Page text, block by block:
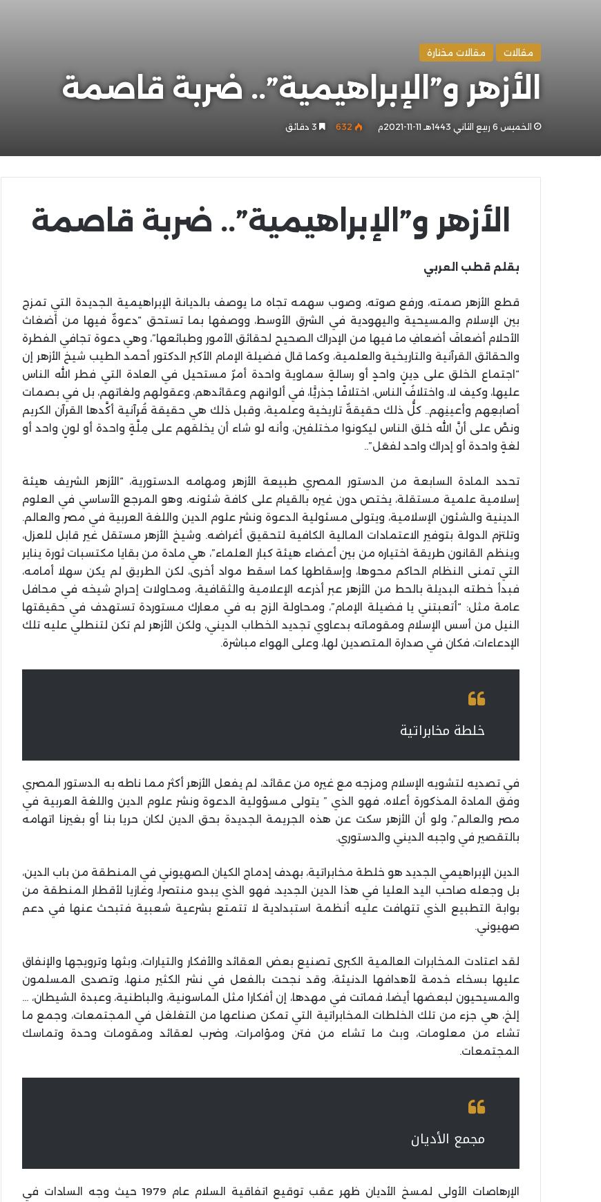
مقالات مقالات مختارة
الأزهر و”الإبراهيمية”.. ضربة قاصمة
الخميس 6 ربيع الثاني 1443هـ 11-11-2021م 632
الأزهر و”الإبراهيمية”.. ضربة قاصمة
بقلم قطب العربي
قطع الأزهر صمته، ورفع صوته، وصوب سهمه تجاه ما يوصف بالديانة الإبراهيمية الجديدة التي تمزج
بين الإسلام والمسيحية واليهودية في الشرق الأوسط، ووصفها بما تستحق “دعوةٌ فيها من أضغاث
الأحلام أضعافَ أضعافِ ما فيها من الإدراك الصحيح لحقائق الأمور وطبائعها”، وهي دعوة تجافي الفطرة
والحقائق القرآنية والتاريخية والعلمية، وكما قال فضيلة الإمام الأكبر الدكتور أحمد الطيب شيخ الأزهر إن
“اجتماع الخلق على دِينٍ واحدٍ أو رسالةٍ سماوية واحدة أمرٌ مستحيل في العادة التي فطر الله الناس
عليها، وكيف لا، واختلافُ الناس، اختلافًا جذريًّا، في ألوانهم وعقائدهم، وعقولهم ولغاتهم، بل في بصمات
أصابعِهم وأعينِهم.. كلُّ ذلك حقيقةٌ تاريخية وعلمية، وقبل ذلك هي حقيقة قُرآنية أكَّدها القرآن الكريم
ونصَّ على أنَّ الله خلق الناس ليكونوا مختلفين، وأنه لو شاء أن يخلقهم على مِلَّةٍ واحدة أو لونٍ واحد أو
لغةٍ واحدة أو إدراك واحد لفعَل”..
تحدد المادة السابعة من الدستور المصري طبيعة الأزهر ومهامه الدستورية، “الأزهر الشريف هيئة
إسلامية علمية مستقلة، يختص دون غيره بالقيام على كافة شئونه، وهو المرجع الأساسي في العلوم
الدينية والشئون الإسلامية، ويتولى مسئولية الدعوة ونشر علوم الدين واللغة العربية في مصر والعالم.
وتلتزم الدولة بتوفير الاعتمادات المالية الكافية لتحقيق أغراضه. وشيخ الأزهر مستقل غير قابل للعزل،
وينظم القانون طريقة اختياره من بين أعضاء هيئة كبار العلماء”، هي مادة من بقايا مكتسبات ثورة يناير
التي تمنى النظام الحاكم محوها، وإسقاطها كما اسقط مواد أخرى، لكن الطريق لم يكن سهلا أمامه،
فبدأ خطته البديلة بالحط من الأزهر عبر أذرعه الإعلامية والثقافية، ومحاولات إحراج شيخه في محافل
عامة مثل: “أتعبتني يا فضيلة الإمام”، ومحاولة الزج به في معارك مستوردة تستهدف في حقيقتها
النيل من أسس الإسلام ومقوماته بدعاوي تجديد الخطاب الديني، ولكن الأزهر لم تكن لتنطلي عليه تلك
الإدعاءات، فكان في صدارة المتصدين لها، وعلى الهواء مباشرة.
خلطة مخابراتية
في تصديه لتشويه الإسلام ومزجه مع غيره من عقائد، لم يفعل الأزهر أكثر مما ناطه به الدستور المصري
وفق المادة المذكورة أعلاه، فهو الذي ” يتولى مسؤولية الدعوة ونشر علوم الدين واللغة العربية في
مصر والعالم”، ولو أن الأزهر سكت عن هذه الجريمة الجديدة بحق الدين لكان حريا بنا أو بغيرنا اتهامه
بالتقصير في واجبه الديني والدستوري.
الدين الإبراهيمي الجديد هو خلطة مخابراتية، بهدف إدماج الكيان الصهيوني في المنطقة من باب الدين،
بل وجعله صاحب اليد العليا في هذا الدين الجديد، فهو الذي يبدو منتصرا، وغازيا لأقطار المنطقة من
بوابة التطبيع الذي تتهافت عليه أنظمة استبدادية لا تتمتع بشرعية شعبية فتبحث عنها في دعم
صهيوني.
لقد اعتادت المخابرات العالمية الكبرى تصنيع بعض العقائد والأفكار والتيارات، وبثها وترويجها والإنفاق
عليها بسخاء خدمة لأهدافها الدنيئة، وقد نجحت بالفعل في نشر الكثير منها، وتصدى المسلمون
والمسيحيون لبعضها أيضا، فماتت في مهدها، إن أفكارا مثل الماسونية، والباطنية، وعبدة الشيطان، …
إلخ، هي جزء من تلك الخلطات المخابراتية التي تمكن صناعها من التغلغل في المجتمعات، وجمع ما
تشاء من معلومات، وبث ما تشاء من فتن ومؤامرات، وضرب لعقائد ومقومات وحدة وتماسك
المجتمعات.
مجمع الأديان
الإرهاصات الأولى لمسخ الأديان ظهر عقب توقيع اتفاقية السلام عام 1979 حيث وجه السادات في